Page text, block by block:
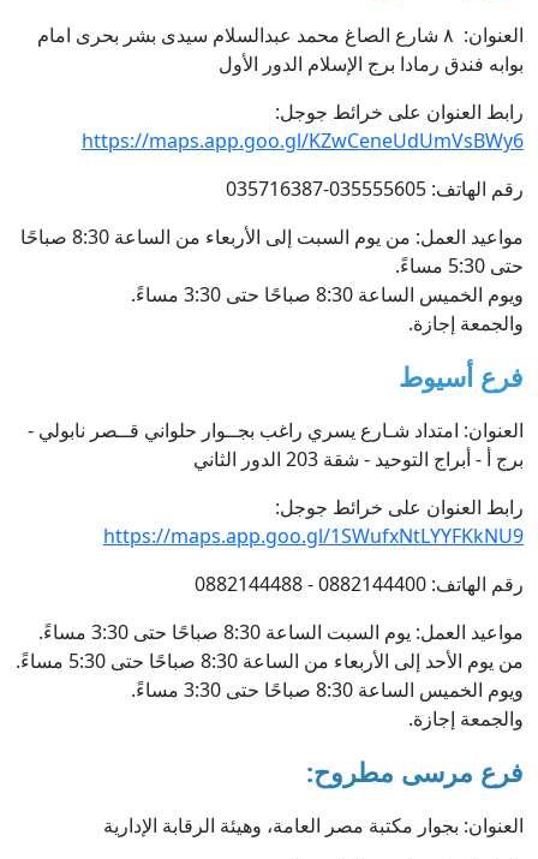
العنوان: ٨ شارع الصاغ محمد عبدالسلام سيدى بشر بحرى امام
بوابه فندق رمادا برج الإسلام الدور الأول
رابط العنوان على خرائط جوجل:
https://maps.app.goo.gl/KZwCeneUdUmVsBWy6
رقم الهاتف: 035555605-035716387
مواعيد العمل: من يوم السبت إلى الأربعاء من الساعة 8:30 صباحًا
حتى 5:30 مساءً.
ويوم الخميس الساعة 8:30 صباحًا حتى 3:30 مساءً.
والجمعة إجازة.
فرع أسيوط
العنوان: امتداد شـارع يسري راغب بجــوار حلواني قــصر نابولي -
برج أ - أبراج التوحيد - شقة 203 الدور الثاني
رابط العنوان على خرائط جوجل:
https://maps.app.goo.gl/1SWufxNtLYYFKkNU9
رقم الهاتف: 0882144400 - 0882144488
مواعيد العمل: يوم السبت الساعة 8:30 صباحًا حتى 3:30 مساءً.
من يوم الأحد إلى الأربعاء من الساعة 8:30 صباحًا حتى 5:30 مساءً.
ويوم الخميس الساعة 8:30 صباحًا حتى 3:30 مساءً.
والجمعة إجازة.
فرع مرسى مطروح:
العنوان: بجوار مكتبة مصر العامة، وهيئة الرقابة الإدارية